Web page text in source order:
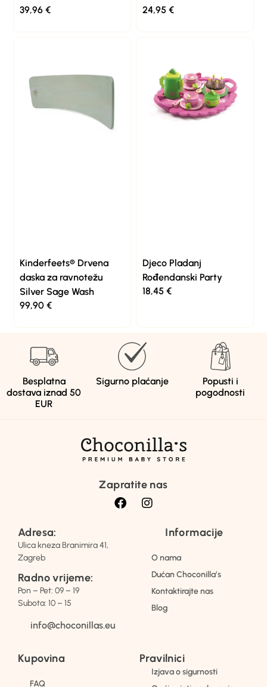
39,96€
24,95 €
Kinderfeets® Drvena
daska za ravnotežu
Silver Sage Wash
99,90€
Djeco Pladanj
Rođendanski Party
18,45 €
Besplatna
dostava iznad 50
EUR
Sigurno plaćanje
Popusti i
pogodnosti
Zapratite nas
Adresa:
Ulica kneza Branimira 41,
Zagreb
Radno vrijeme:
Pon – Pet: 09 – 19
Subota: 10 – 15
info@choconillas.eu
Informacije
O nama
Dućan Choconilla’s
Kontaktirajte nas
Blog
Kupovina
FAQ
Pravilnici
Izjava o sigurnosti